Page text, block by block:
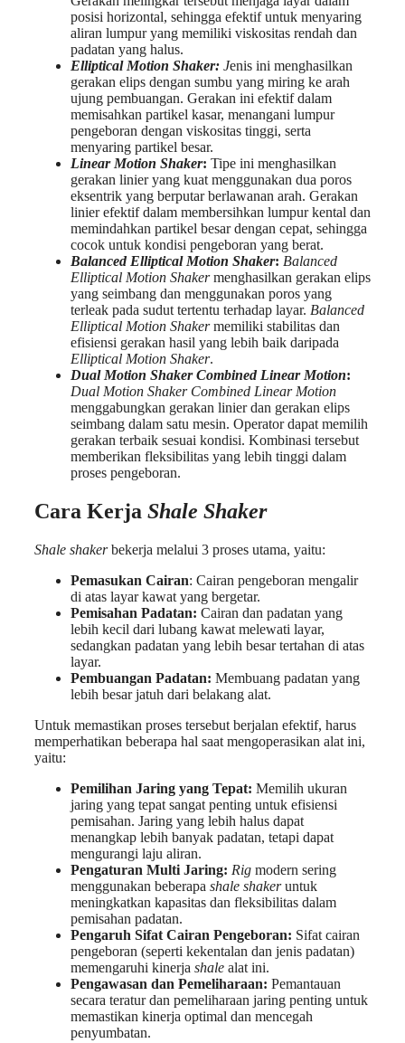
posisi horizontal, sehingga efektif untuk menyaring
aliran lumpur yang memiliki viskositas rendah dan
padatan yang halus.
Elliptical Motion Shaker: Jenis ini menghasilkan
gerakan elips dengan sumbu yang miring ke arah
ujung pembuangan. Gerakan ini efektif dalam
memisahkan partikel kasar, menangani lumpur
pengeboran dengan viskositas tinggi, serta
menyaring partikel besar.
Linear Motion Shaker: Tipe ini menghasilkan
gerakan linier yang kuat menggunakan dua poros
eksentrik yang berputar berlawanan arah. Gerakan
linier efektif dalam membersihkan lumpur kental dan
memindahkan partikel besar dengan cepat, sehingga
cocok untuk kondisi pengeboran yang berat.
Balanced Elliptical Motion Shaker: Balanced
Elliptical Motion Shakermenghasilkan gerakan elips
yang seimbang dan menggunakan poros yang
terleak pada sudut tertentu terhadap layar. Balanced
Elliptical Motion Shakermemiliki stabilitas dan
efisiensi gerakan hasil yang lebih baik daripada
Elliptical Motion Shaker.
Dual Motion Shaker Combined Linear Motion:
Dual Motion Shaker Combined Linear Motion
menggabungkan gerakan linier dan gerakan elips
seimbang dalam satu mesin. Operator dapat memilih
gerakan terbaik sesuai kondisi. Kombinasi tersebut
memberikan fleksibilitas yang lebih tinggi dalam
proses pengeboran.
Cara Kerja Shale Shaker
Shale shakerbekerja melalui 3 proses utama, yaitu:
Pemasukan Cairan: Cairan pengeboran mengalir
di atas layar kawat yang bergetar.
Pemisahan Padatan: Cairan dan padatan yang
lebih kecil dari lubang kawat melewati layar,
sedangkan padatan yang lebih besar tertahan di atas
layar.
Pembuangan Padatan: Membuang padatan yang
lebih besar jatuh dari belakang alat.
Untuk memastikan proses tersebut berjalan efektif, harus
memperhatikan beberapa hal saat mengoperasikan alat ini,
yaitu:
Pemilihan Jaring yang Tepat: Memilih ukuran
jaring yang tepat sangat penting untuk efisiensi
pemisahan. Jaring yang lebih halus dapat
menangkap lebih banyak padatan, tetapi dapat
mengurangi laju aliran.
Pengaturan Multi Jaring: Rig modern sering
menggunakan beberapa shale shakeruntuk
meningkatkan kapasitas dan fleksibilitas dalam
pemisahan padatan.
Pengaruh Sifat Cairan Pengeboran: Sifat cairan
pengeboran (seperti kekentalan dan jenis padatan)
memengaruhi kinerja shale alat ini.
Pengawasan dan Pemeliharaan: Pemantauan
secara teratur dan pemeliharaan jaring penting untuk
memastikan kinerja optimal dan mencegah
penyumbatan.